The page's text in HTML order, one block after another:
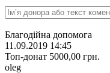
Благодійна допомога
11.09.2019 14:45
Топ-донат 5000,00 грн.
oleg